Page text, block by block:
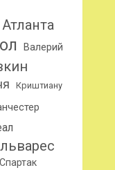
Атланта
Валерий
Криштиану
Спартак